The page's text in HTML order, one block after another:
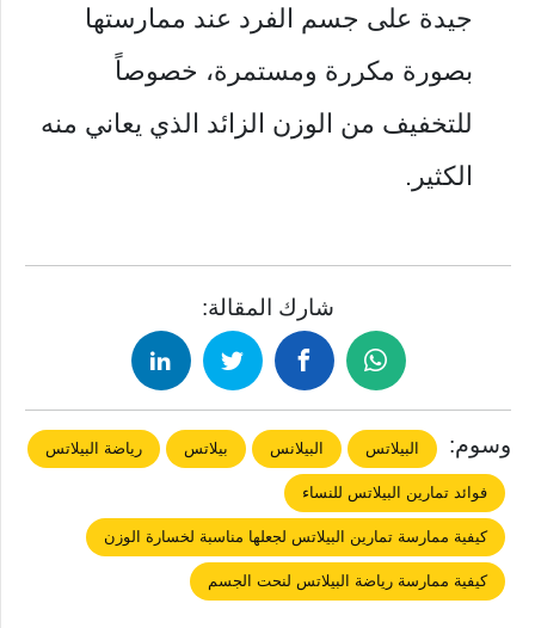
جيدة على جسم الفرد عند ممارستها
بصورة مكررة ومستمرة، خصوصاً
للتخفيف من الوزن الزائد الذي يعاني منه
الكثير.
شارك المقالة:
وسوم: البيلاتس البيلانس بيلاتس رياضة البيلاتس
فوائد تمارين البيلاتس للنساء
كيفية ممارسة تمارين البيلاتس لجعلها مناسبة لخسارة الوزن
كيفية ممارسة رياضة البيلاتس لنحت الجسم